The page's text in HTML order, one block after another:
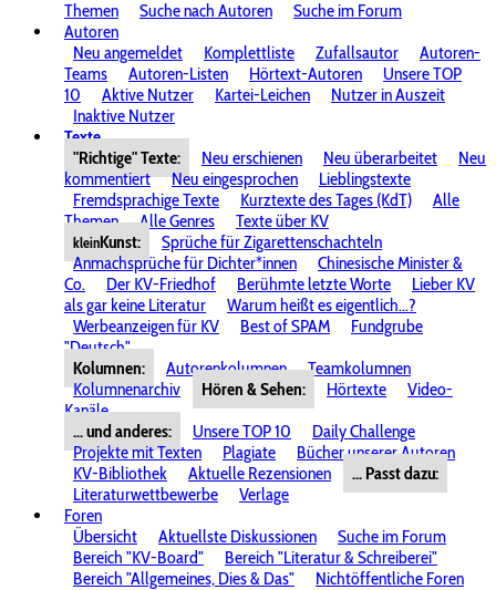
Themen
Suche nach Autoren
Suche im Forum
Autoren
Neu angemeldet
Komplettliste Zufallsautor
Autoren-
Teams
Autoren-Listen Hörtext-Autoren
Unsere TOP
10
Aktive Nutzer Kartei-Leichen
Nutzer in Auszeit
Inaktive Nutzer
Texte
"Richtige" Texte:
Neu erschienen Neu überarbeitet
Neu
kommentiert
Neu eingesprochen
Lieblingstexte
Fremdsprachige Texte
Kurztexte des Tages (KdT)
Alle
Themen
Alle Genres Texte über KV
kleinKunst:
Sprüche für Zigarettenschachteln
Anmachsprüche für Dichter*innen
Chinesische Minister &
Co.
Der KV-Friedhof Berühmte letzte Worte
Lieber KV
als gar keine Literatur
Warum heißt es eigentlich...?
Werbeanzeigen für KV
Best of SPAM
Fundgrube
"Deutsch"
Kolumnen:
Autorenkolumnen
Teamkolumnen
Kolumnenarchiv
Hören & Sehen: Hörtexte
Video-
Kanäle
... und anderes:
Unsere TOP 10
Daily Challenge
Projekte mit Texten
Plagiate
Bücher unserer Autoren
KV-Bibliothek
Aktuelle Rezensionen
... Passt dazu:
Literaturwettbewerbe
Verlage
Foren
Übersicht
Aktuellste Diskussionen
Suche im Forum
Bereich "KV-Board"
Bereich "Literatur & Schreiberei"
Bereich "Allgemeines, Dies & Das"
Nichtöffentliche Foren